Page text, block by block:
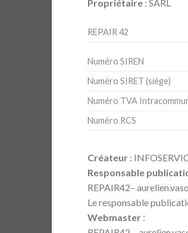
Propriétaire : SARL
REPAIR 42
Numéro SIREN
Numéro SIRET (siège)
Numéro TVA
Numéro RCS
Créateur :
Responsable
REPAIR42–
Le responsable
Webmaster :